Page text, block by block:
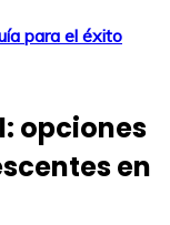
para el éxito
opciones
en